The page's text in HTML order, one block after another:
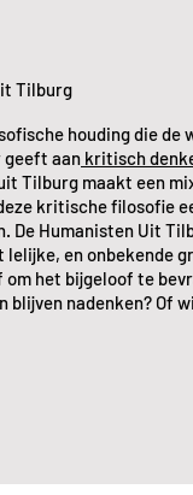
Tilburg
houding die de
geeft aan kritisch
Tilburg maakt een
kritische filosofie
De Humanisten Uit
lelijke, en onbekende
om het bijgeloof te
blijven nadenken? Of